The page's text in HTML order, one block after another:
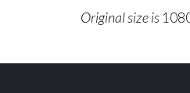
Original size is